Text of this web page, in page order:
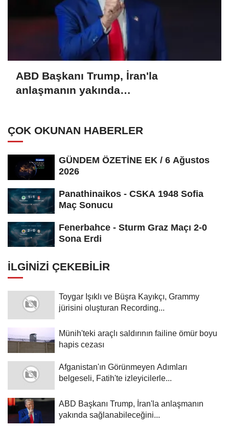
ABD Başkanı Trump, İran'la
anlaşmanın yakında
ÇOK OKUNAN HABERLER
GÜNDEM ÖZETİNE EK / 6 Ağustos
2026
Panathinaikos - CSKA 1948 Sofia
Maç Sonucu
Fenerbahce - Sturm Graz Maçı 2-0
Sona Erdi
İLGINIZI ÇEKEBILIR
Toygar Işıklı ve Büşra Kayıkçı, Grammy
jürisini oluşturan Recording...
Münih'teki araçlı saldırının failine ömür boyu
hapis cezası
Afganistan'ın Görünmeyen Adımları
belgeseli, Fatih'te izleyicilerle...
ABD Başkanı Trump, İran'la anlaşmanın
yakında sağlanabileceğini...